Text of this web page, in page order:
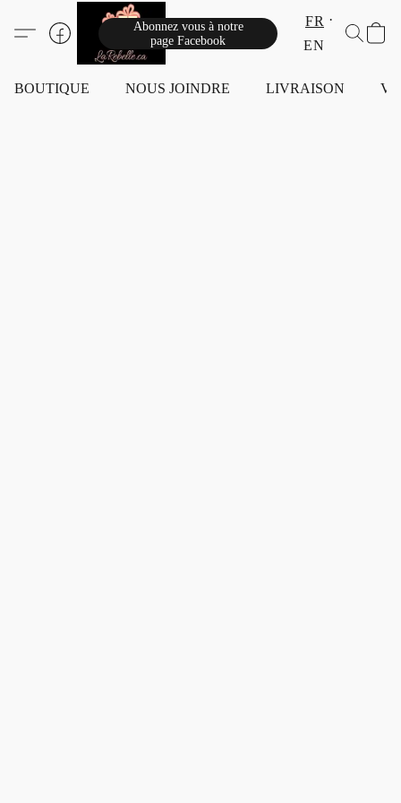
Abonnez vous à notre
page Facebook
FR
EN
BOUTIQUE NOUS JOINDRE LIVRAISON